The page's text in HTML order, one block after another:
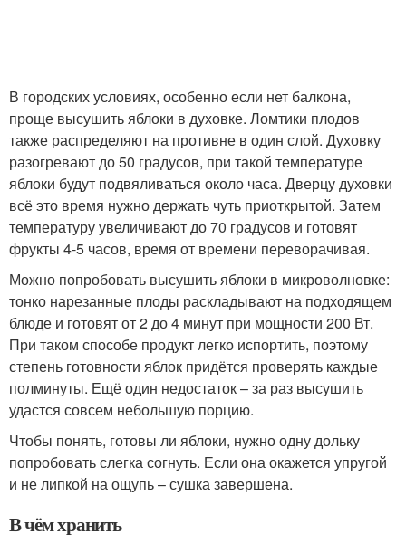
В городских условиях, особенно если нет балкона,
проще высушить яблоки в духовке. Ломтики плодов
также распределяют на противне в один слой. Духовку
разогревают до 50 градусов, при такой температуре
яблоки будут подвяливаться около часа. Дверцу духовки
всё это время нужно держать чуть приоткрытой. Затем
температуру увеличивают до 70 градусов и готовят
фрукты 4-5 часов, время от времени переворачивая.
Можно попробовать высушить яблоки в микроволновке:
тонко нарезанные плоды раскладывают на подходящем
блюде и готовят от 2 до 4 минут при мощности 200 Вт.
При таком способе продукт легко испортить, поэтому
степень готовности яблок придётся проверять каждые
полминуты. Ещё один недостаток – за раз высушить
удастся совсем небольшую порцию.
Чтобы понять, готовы ли яблоки, нужно одну дольку
попробовать слегка согнуть. Если она окажется упругой
и не липкой на ощупь – сушка завершена.
В чём хранить